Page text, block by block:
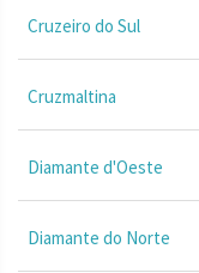
Cruzeiro do Sul
Cruzmaltina
Diamante d'Oeste
Diamante do Norte